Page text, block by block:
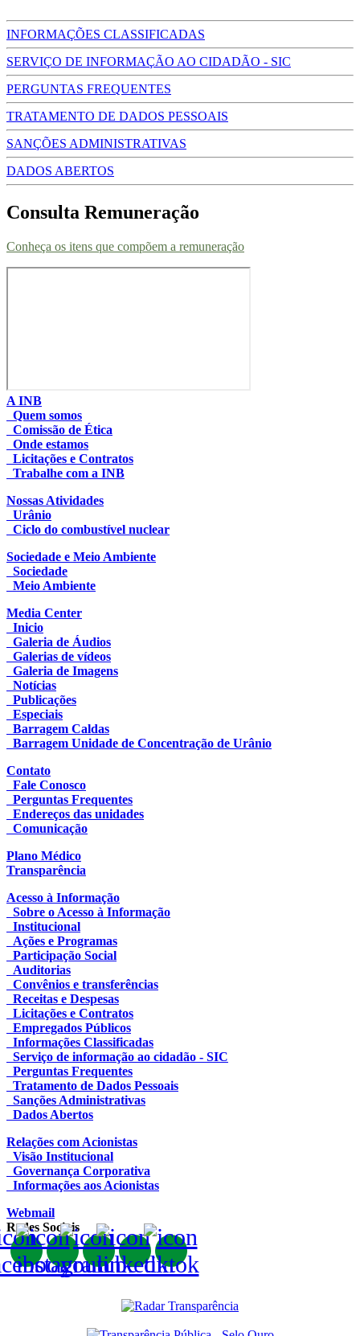
INFORMAÇÕES CLASSIFICADAS
SERVIÇO DE INFORMAÇÃO AO CIDADÃO - SIC
PERGUNTAS FREQUENTES
TRATAMENTO DE DADOS PESSOAIS
SANÇÕES ADMINISTRATIVAS
DADOS ABERTOS
Consulta Remuneração
Conheça os itens que compõem a remuneração
A INB
Quem somos
Comissão de Ética
Onde estamos
Licitações e Contratos
Trabalhe com a INB
Nossas Atividades
Urânio
Ciclo do combustível nuclear
Sociedade e Meio Ambiente
Sociedade
Meio Ambiente
Media Center
Inicio
Galeria de Áudios
Galerias de vídeos
Galeria de Imagens
Notícias
Publicações
Especiais
Barragem Caldas
Barragem Unidade de Concentração de Urânio
Contato
Fale Conosco
Perguntas Frequentes
Endereços das unidades
Comunicação
Plano Médico
Transparência
Acesso à Informação
Sobre o Acesso à Informação
Institucional
Ações e Programas
Participação Social
Auditorias
Convênios e transferências
Receitas e Despesas
Licitações e Contratos
Empregados Públicos
Informações Classificadas
Serviço de informação ao cidadão - SIC
Perguntas Frequentes
Tratamento de Dados Pessoais
Sanções Administrativas
Dados Abertos
Relações com Acionistas
Visão Institucional
Governança Corporativa
Informações aos Acionistas
Webmail
Redes Sociais